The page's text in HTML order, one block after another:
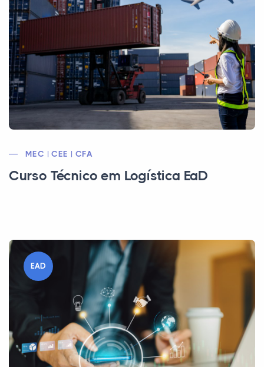
MEC | CEE | CFA
Curso Técnico em Logística EaD
EAD